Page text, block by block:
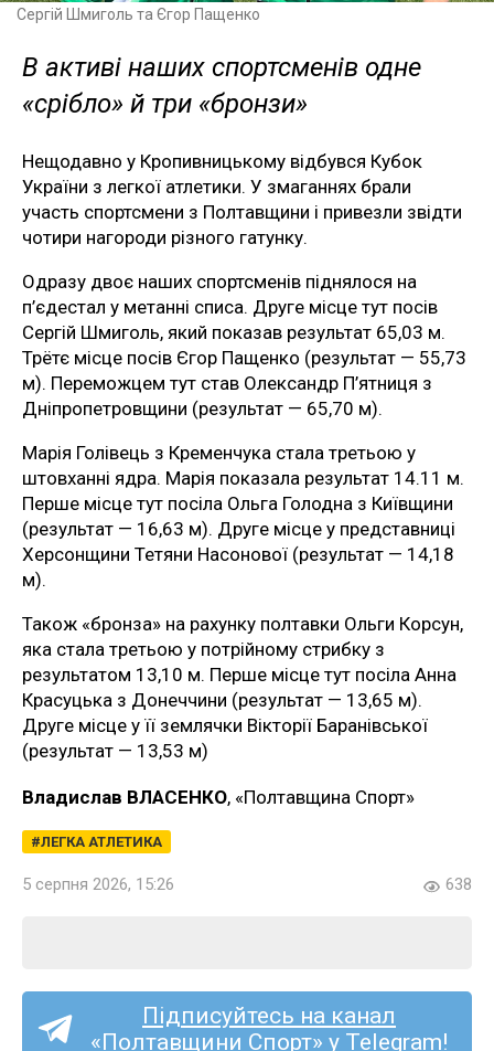
Сергій Шмиголь та Єгор Пащенко
В активі наших спортсменів одне
«срібло» й три «бронзи»
Нещодавно у Кропивницькому відбувся Кубок
України з легкої атлетики. У змаганнях брали
участь спортсмени з Полтавщини і привезли звідти
чотири нагороди різного гатунку.
Одразу двоє наших спортсменів піднялося на
п’єдестал у метанні списа. Друге місце тут посів
Сергій Шмиголь, який показав результат 65,03 м.
Трётє місце посів Єгор Пащенко (результат — 55,73
м). Переможцем тут став Олександр П’ятниця з
Дніпропетровщини (результат — 65,70 м).
Марія Голівець з Кременчука стала третьою у
штовханні ядра. Марія показала результат 14.11 м.
Перше місце тут посіла Ольга Голодна з Київщини
(результат — 16,63 м). Друге місце у представниці
Херсонщини Тетяни Насонової (результат — 14,18
м).
Також «бронза» на рахунку полтавки Ольги Корсун,
яка стала третьою у потрійному стрибку з
результатом 13,10 м. Перше місце тут посіла Анна
Красуцька з Донеччини (результат — 13,65 м).
Друге місце у її землячки Вікторії Баранівської
(результат — 13,53 м)
Владислав ВЛАСЕНКО, «Полтавщина Спорт»
ЛЕГКА АТЛЕТИКА
5 серпня 2026, 15:26 638
Підписуйтесь на канал
«Полтавщини Спорт» у Telegram!